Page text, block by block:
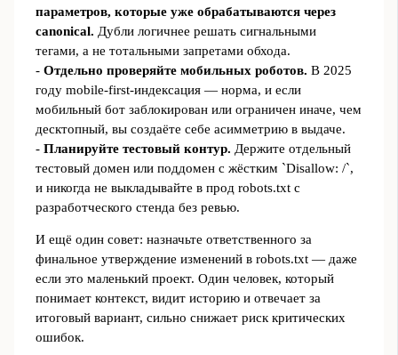
параметров, которые уже обрабатываются через
canonical. Дубли логичнее решать сигнальными
тегами, а не тотальными запретами обхода.
- Отдельно проверяйте мобильных роботов. В 2025
году mobile‑first‑индексация — норма, и если
мобильный бот заблокирован или ограничен иначе, чем
десктопный, вы создаёте себе асимметрию в выдаче.
- Планируйте тестовый контур. Держите отдельный
тестовый домен или поддомен с жёстким `Disallow: /`,
и никогда не выкладывайте в прод robots.txt с
разработческого стенда без ревью.
И ещё один совет: назначьте ответственного за
финальное утверждение изменений в robots.txt — даже
если это маленький проект. Один человек, который
понимает контекст, видит историю и отвечает за
итоговый вариант, сильно снижает риск критических
ошибок.